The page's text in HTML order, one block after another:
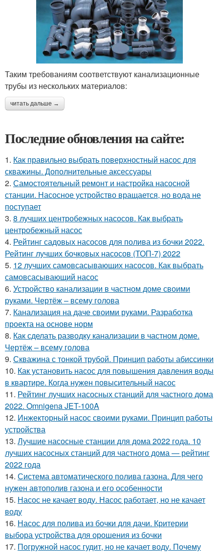
Таким требованиям соответствуют канализационные
трубы из нескольких материалов:
читать дальше →
Последние обновления на сайте:
1. Как правильно выбрать поверхностный насос для
скважины. Дополнительные аксессуары
2. Самостоятельный ремонт и настройка насосной
станции. Насосное устройство вращается, но вода не
поступает
3. 8 лучших центробежных насосов. Как выбрать
центробежный насос
4. Рейтинг садовых насосов для полива из бочки 2022.
Рейтинг лучших бочковых насосов (ТОП-7) 2022
5. 12 лучших самовсасывающих насосов. Как выбрать
самовсасывающий насос
6. Устройство канализации в частном доме своими
руками. Чертёж – всему голова
7. Канализация на даче своими руками. Разработка
проекта на основе норм
8. Как сделать разводку канализации в частном доме.
Чертёж – всему голова
9. Скважина с тонкой трубой. Принцип работы абиссинки
10. Как установить насос для повышения давления воды
в квартире. Когда нужен повысительный насос
11. Рейтинг лучших насосных станций для частного дома
2022. Omnigena JET-100A
12. Инжекторный насос своими руками. Принцип работы
устройства
13. Лучшие насосные станции для дома 2022 года. 10
лучших насосных станций для частного дома — рейтинг
2022 года
14. Система автоматического полива газона. Для чего
нужен автополив газона и его особенности
15. Насос не качает воду. Насос работает, но не качает
воду
16. Насос для полива из бочки для дачи. Критерии
выбора устройства для орошения из бочки
17. Погружной насос гудит, но не качает воду. Почему